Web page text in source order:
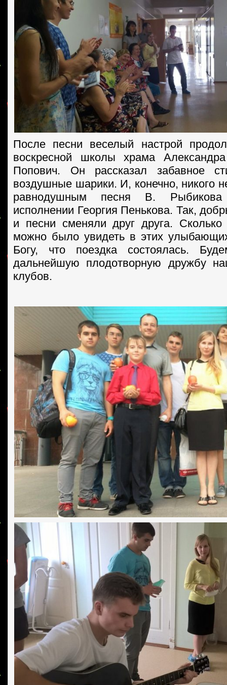
После песни веселый настрой
воскресной школы храма
Попович. Он рассказал забавное
воздушные шарики. И, конечно, никого
равнодушным песня В.
исполнении Георгия Пенькова. Так,
и песни сменяли друг друга.
можно было увидеть в этих
Богу, что поездка состоялась.
дальнейшую плодотворную дружбу
клубов.